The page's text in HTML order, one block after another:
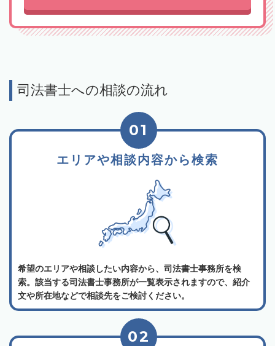
司法書士への相談の流れ
エリアや相談内容から検索
01
希望のエリアや相談したい内容から、司法書士事務所を検
索。該当する司法書士事務所が一覧表示されますので、紹介
文や所在地などで相談先をご検討ください。
02